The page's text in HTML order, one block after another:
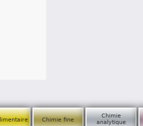
Chimie fine
Chimie
analytique